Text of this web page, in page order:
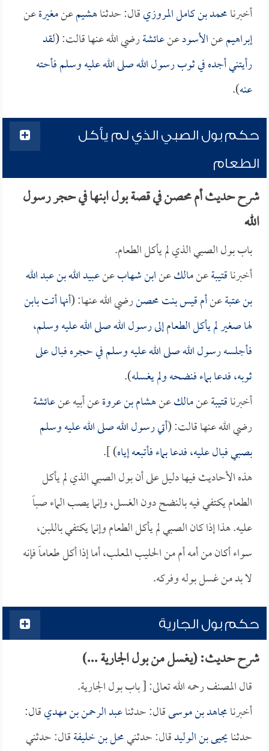
أخبرنامحمد بن كامل المروزيقال: حدثناهشيمعنمغيرةعن
إبراهيمعنالأسودعنعائشةرضي الله عنها قالت: (لقد
رأيتني أجده في ثوب رسول الله صلى الله عليه وسلم فأحته
عنه).
حكم بول الصبي الذي لم يأكل
الطعام
شرح حديث أم محصن في قصة بول ابنها في حجر رسول
الله
باب بول الصبي الذي لم يأكل الطعام.
أخبرناقتيبةعنمالكعنابن شهابعنعبيد الله بن عبد الله
بن عتبةعنأم قيس بنت محصنرضي الله عنها: (أنها أتت بابن
لها صغير لم يأكل الطعام إلى رسول الله صلى الله عليه وسلم،
فأجلسه رسول الله صلى الله عليه وسلم في حجره فبال على
ثوبه، فدعا بماء فنضحه ولم يغسله).
أخبرناقتيبةعنمالكعنهشام بن عروةعن أبيه عنعائشة
رضي الله عنها قالت: (أتي رسول الله صلى الله عليه وسلم
بصبي فبال عليه، فدعا بماء فأتبعه إياه) ].
هذه الأحاديث فيها دليل على أن بول الصبي الذي لم يأكل
الطعام يكتفي فيه بالنضح دون الغسل، وإنما يصب الماء صباً
عليه. هذا إذا كان الصبي لم يأكل الطعام وإنما يكتفي باللبن،
سواء أكان من أمه أم من الحليب المعلب، أما إذا أكل طعاماً فإنه
لا بد من غسل بوله وفركه.
حكم بول الجارية
شرح حديث: (يغسل من بول الجارية ...)
قال المصنف رحمه الله تعالى: [ باب بول الجارية.
أخبرنامجاهد بن موسىقال: حدثناعبد الرحمن بن مهديقال:
حدثنايحيى بن الوليدقال: حدثنيمحل بن خليفةقال: حدثني